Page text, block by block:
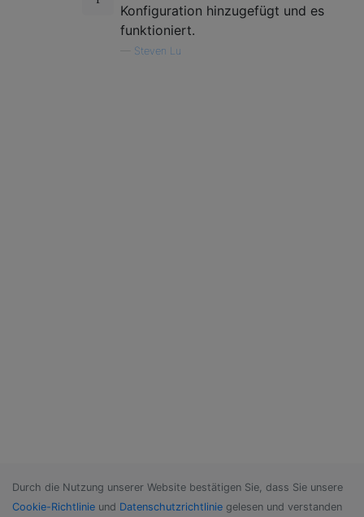
Konfiguration hinzugefügt und es
funktioniert.
Steven Lu
Durch die Nutzung unserer Website bestätigen Sie, dass Sie unsere
Cookie-Richtlinie und Datenschutzrichtlinie gelesen und verstanden